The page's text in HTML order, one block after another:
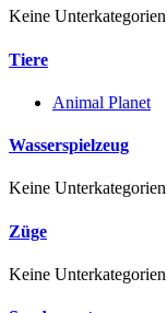
Keine Unterkategorien
Tiere
Animal Planet
Wasserspielzeug
Keine Unterkategorien
Züge
Keine Unterkategorien